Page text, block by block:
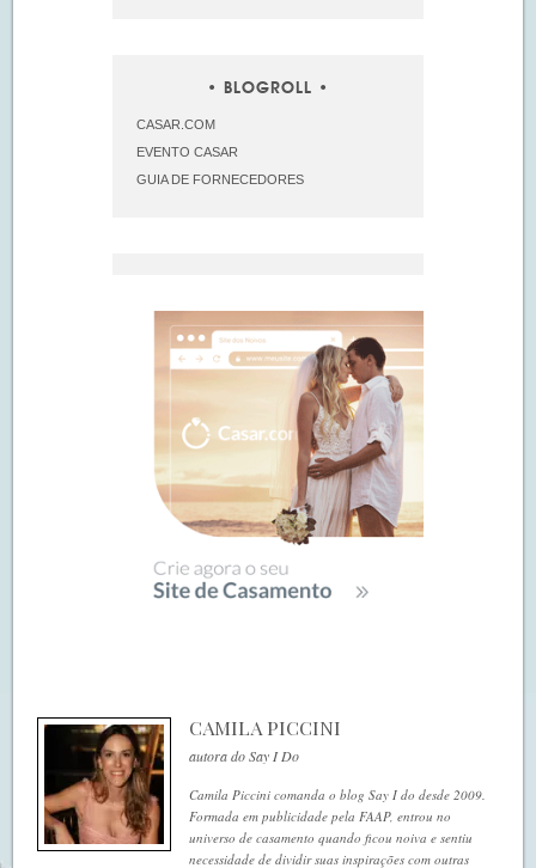
BLOGROLL
CASAR.COM
EVENTO CASAR
GUIA DE FORNECEDORES
CAMILA PICCINI
autora do Say I Do
Camila Piccini comanda o blog Say I do desde 2009.
Formada em publicidade pela FAAP, entrou no
universo de casamento quando ficou noiva e sentiu
necessidade de dividir suas inspirações com outras